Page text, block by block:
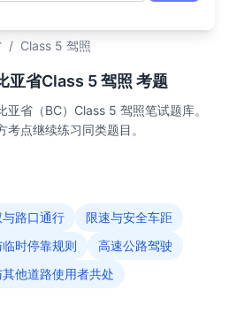
/ Class 5 驾照
亚省Class 5 驾照 考题
省（BC）Class 5 驾照笔试题库。
点继续练习同类题目。
与路口通行
限速与安全车距
时停靠规则
高速公路驾驶
其他道路使用者共处